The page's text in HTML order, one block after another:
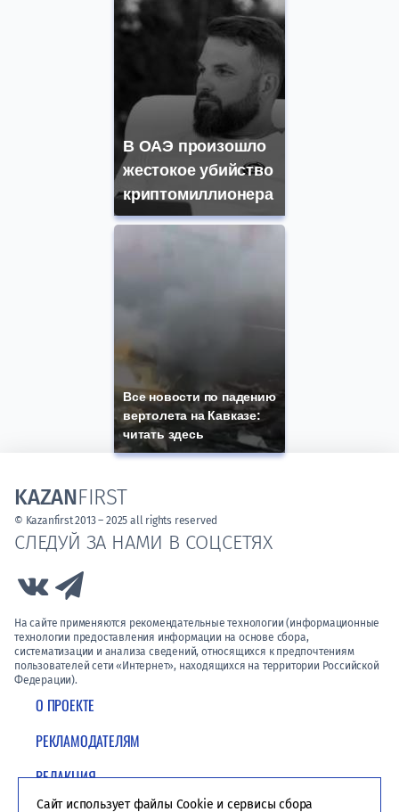
В ОАЭ произошло
жестокое убийство
криптомиллионера
Все новости по падению
вертолета на Кавказе:
читать здесь
О ПРОЕКТЕ
РЕКЛАМОДАТЕЛЯМ
РЕДАКЦИЯ
СЛЕДУЙ ЗА НАМИ В СОЦСЕТЯХ
Link to Vk
На сайте применяются рекомендательные технологии (информационные
технологии предоставления информации на основе сбора,
систематизации и анализа сведений, относящихся к предпочтениям
пользователей сети «Интернет», находящихся на территории Российской
Федерации).
KAZANFIRST
© Kazanfirst 2013 – 2025 all rights reserved
Сайт использует файлы Cookie и сервисы сбора